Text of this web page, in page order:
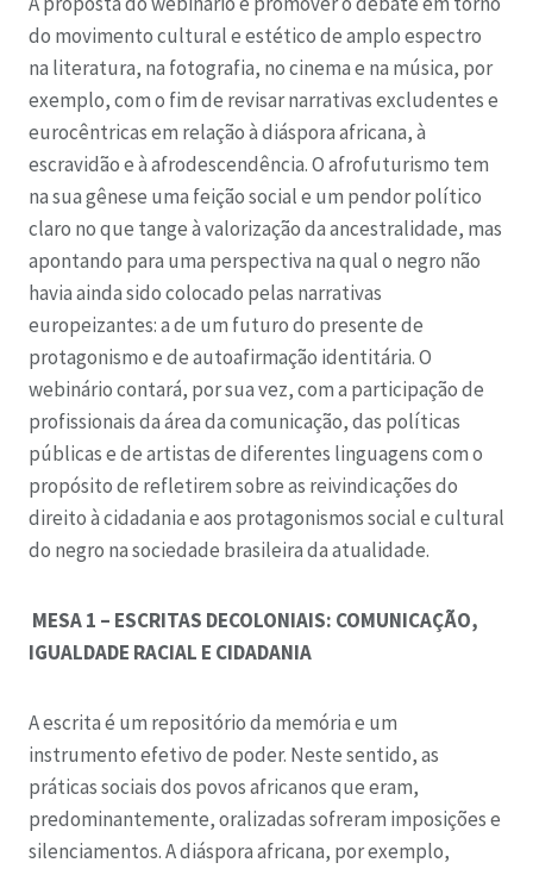
do movimento cultural e estético de amplo espectro
na literatura, na fotografia, no cinema e na música, por
exemplo, com o fim de revisar narrativas excludentes e
eurocêntricas em relação à diáspora africana, à
escravidão e à afrodescendência. O afrofuturismo tem
na sua gênese uma feição social e um pendor político
claro no que tange à valorização da ancestralidade, mas
apontando para uma perspectiva na qual o negro não
havia ainda sido colocado pelas narrativas
europeizantes: a de um futuro do presente de
protagonismo e de autoafirmação identitária. O
webinário contará, por sua vez, com a participação de
profissionais da área da comunicação, das políticas
públicas e de artistas de diferentes linguagens com o
propósito de refletirem sobre as reivindicações do
direito à cidadania e aos protagonismos social e cultural
do negro na sociedade brasileira da atualidade.
MESA 1 – ESCRITAS DECOLONIAIS: COMUNICAÇÃO,
IGUALDADE RACIAL E CIDADANIA
A escrita é um repositório da memória e um
instrumento efetivo de poder. Neste sentido, as
práticas sociais dos povos africanos que eram,
predominantemente, oralizadas sofreram imposições e
silenciamentos. A diáspora africana, por exemplo,